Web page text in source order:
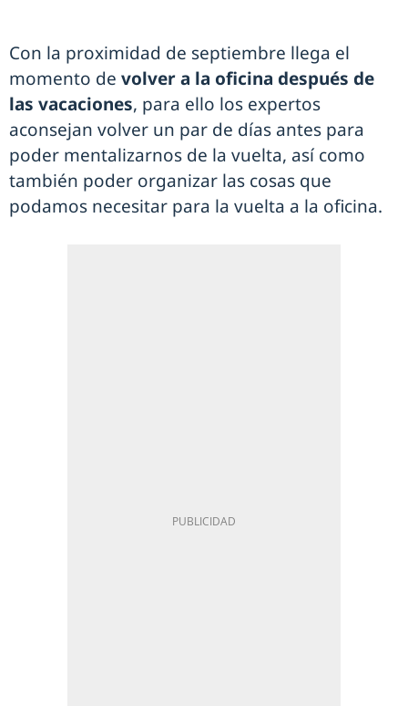
Con la proximidad de septiembre llega el
momento de volver a la oficina después de
las vacaciones, para ello los expertos
aconsejan volver un par de días antes para
poder mentalizarnos de la vuelta, así como
también poder organizar las cosas que
podamos necesitar para la vuelta a la oficina.